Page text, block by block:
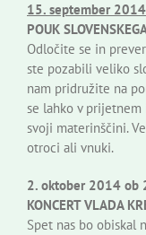
15. september
POUK
Odločite se in
ste pozabili veliko
nam pridružite na
se lahko v
svoji materinščini.
otroci ali vnuki.
2. oktober 2014 ob
KONCERT VLADA
Spet nas bo obiskal